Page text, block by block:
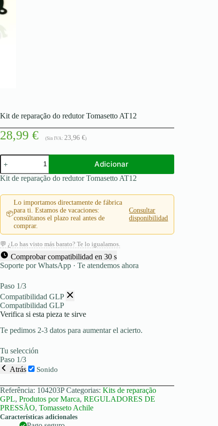
Kit de reparação do redutor Tomasetto AT12
28,99 € (Sin IVA: 23,96 €)
Quantidade
de
Kit
de
do
redutor
Tomasetto
AT12
Adicionar
Kit de reparação do redutor Tomasetto AT12
📦
Lo importamos directamente de fábrica
para ti. Estamos de vacaciones:
consúltanos el plazo real antes de
comprar.
Consultar
disponibilidad
💬 ¿Lo has visto más barato? Te lo igualamos.
Comprobar compatibilidad en 30 s
Soporte por WhatsApp · Te atendemos ahora
Paso 1/3
Compatibilidad GLP
Compatibilidad GLP
Verifica si esta pieza te sirve
Te pedimos 2-3 datos para aumentar el acierto.
Tu selección
Paso 1/3
Atrás
Sonido
Referência: 104203P Categorias: Kits de reparação
GPL, Produtos por Marca, REGULADORES DE
PRESSÃO, Tomasseto Achile
Características adicionales